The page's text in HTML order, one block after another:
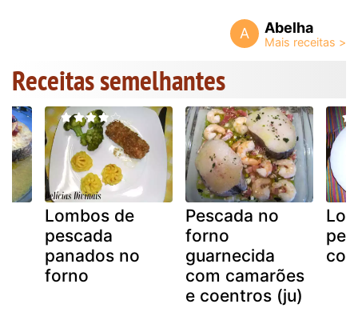
A Abelha
Receitas semelhantes
Lombos de
pescada
panados no
forno
Pescada no
forno
guarnecida
com camarões
e coentros (ju)